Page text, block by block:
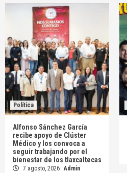
Política
Alfonso Sánchez García
recibe apoyo de Clúster
Médico y los convoca a
seguir trabajando por el
bienestar de los tlaxcaltecas
7 agosto, 2026 Admin